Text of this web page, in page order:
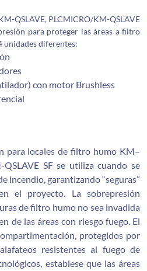
QSLAVE, PLCMICRO/KM-QSLAVE
para proteger las áreas a filtro
unidades diferentes:
con motor Brushless
para locales de filtro humo KM–
SF se utiliza cuando se
incendio, garantizando “seguras”
el proyecto. La sobrepresión
de filtro humo no sea invadida
de las áreas con riesgo fuego. El
protegidos por
resistentes al fuego de
establese que las áreas